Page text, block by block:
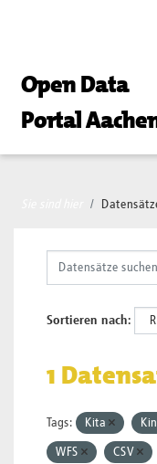
Open Data
Portal
Sortieren nach
1
Tags: Kita
WFS CSV